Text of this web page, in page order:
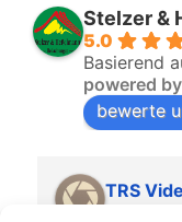
Cookie-Richtlinie
Stelzer &
5.0
Basierend
powered by
bewerte
TRS
vor 2 Jahren